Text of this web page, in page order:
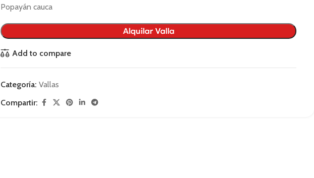
Popayán cauca
Alquilar Valla
Add to compare
Categoría: Vallas
Compartir: